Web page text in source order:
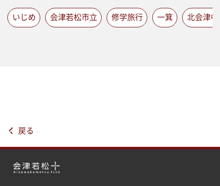
いじめ 会津若松市立 修学旅行 一箕 北会津中
戻る